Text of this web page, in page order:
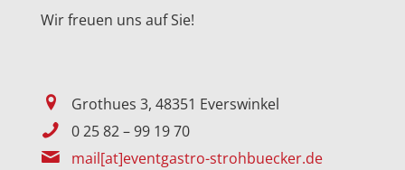
Wir freuen uns auf Sie!
Grothues 3, 48351 Everswinkel
0 25 82 – 99 19 70
mail[at]eventgastro-strohbuecker.de